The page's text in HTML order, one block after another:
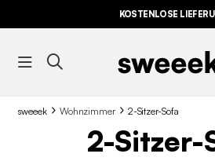
KOSTENLOSE
sweeek Wohnzimmer 2-Sitzer-Sofa
2-Sitzer-